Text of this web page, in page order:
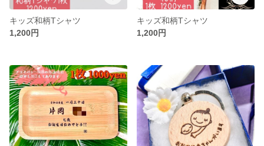
キッズ和柄Tシャツ
1,200円
キッズ和柄Tシャツ
1,200円